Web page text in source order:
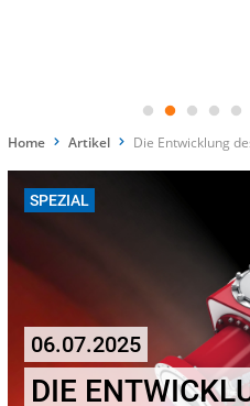
Home Artikel Die Entwicklung
SPEZIAL
06.07.2025
DIE